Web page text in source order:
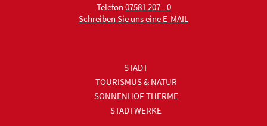
Telefon 07581 207 - 0
Schreiben Sie uns eine E-MAIL
STADT
TOURISMUS & NATUR
SONNENHOF-THERME
STADTWERKE